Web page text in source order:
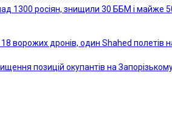
1300 росіян, знищили 30 ББМ і майже
ворожих дронів, один Shahed полетів
позицій окупантів на